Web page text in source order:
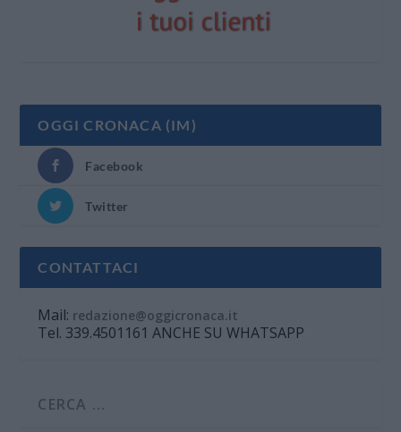
OGGI CRONACA (IM)
Facebook
Twitter
CONTATTACI
Mail: redazione@oggicronaca.it
Tel. 339.4501161 ANCHE SU WHATSAPP